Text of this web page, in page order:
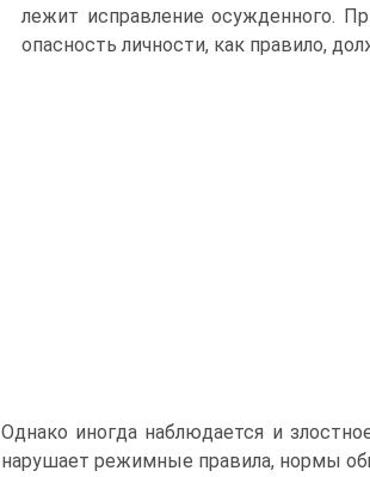
лежит исправление осужденного.
опасность личности, как правило,
Однако иногда наблюдается и
нарушает режимные правила, нормы